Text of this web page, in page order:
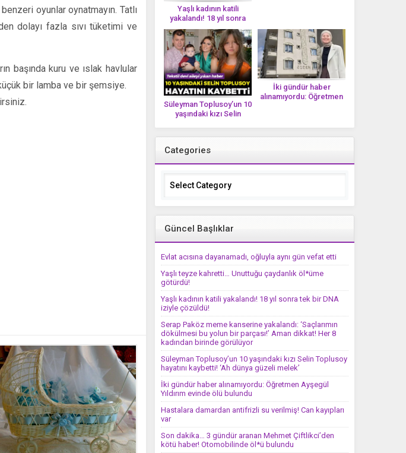
oyunlar oynatmayın. Tatlı
dolayı fazla sıvı tüketimi ve
başında kuru ve ıslak havlular
bir lamba ve bir şemsiye.
Yaşlı kadının katili
yakalandı! 18 yıl sonra
tek bir DNA iziyle
çözüldü!
Süleyman Toplusoy’un 10
yaşındaki kızı Selin
İki gündür haber
alınamıyordu: Öğretmen
Categories
Categories
Güncel Başlıklar
Evlat acısına dayanamadı, oğluyla aynı gün vefat etti
Yaşlı teyze kahretti… Unuttuğu çaydanlık öl*üme
götürdü!
Yaşlı kadının katili yakalandı! 18 yıl sonra tek bir DNA
iziyle çözüldü!
Serap Paköz meme kanserine yakalandı: ‘Saçlarımın
dökülmesi bu yolun bir parçası!’ Aman dikkat! Her 8
kadından birinde görülüyor
Süleyman Toplusoy’un 10 yaşındaki kızı Selin Toplusoy
hayatını kaybetti! ‘Ah dünya güzeli melek’
İki gündür haber alınamıyordu: Öğretmen Ayşegül
Yıldırım evinde ölü bulundu
Hastalara damardan antifrizli su verilmiş! Can kayıpları
var
Son dakika… 3 gündür aranan Mehmet Çiftlikci’den
kötü haber! Otomobilinde öl*ü bulundu